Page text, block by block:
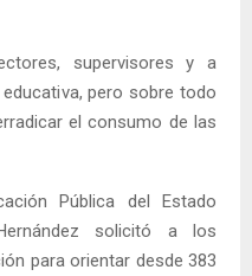
supervisores y a
pero sobre todo
el consumo de las
Pública del Estado
solicitó a los
para orientar desde 383